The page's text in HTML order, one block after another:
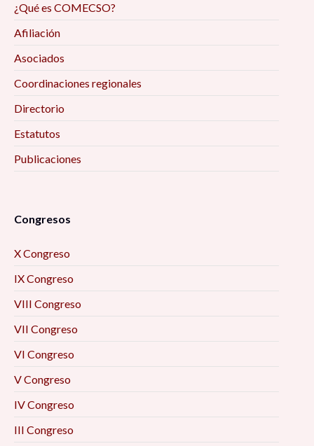
¿Qué es COMECSO?
Afiliación
Asociados
Coordinaciones regionales
Directorio
Estatutos
Publicaciones
Congresos
X Congreso
IX Congreso
VIII Congreso
VII Congreso
VI Congreso
V Congreso
IV Congreso
III Congreso